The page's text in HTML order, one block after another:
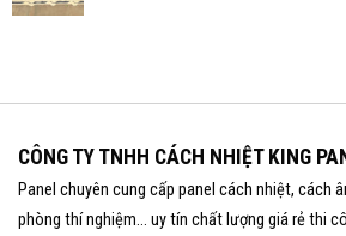
CÔNG TY TNHH CÁCH NHIỆT KING
Panel chuyên cung cấp panel cách nhiệt, cách
phòng thí nghiệm... uy tín chất lượng giá rẻ thi